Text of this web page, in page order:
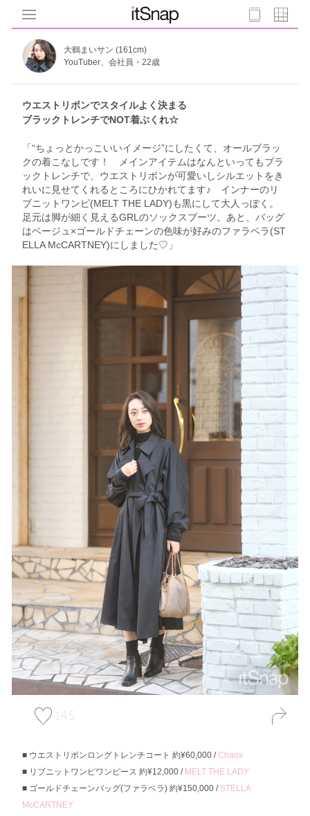
大鶴まいサン (161cm)
YouTuber、会社員・22歳
ウエストリボンでスタイルよく決まる
ブラックトレンチでNOT着ぶくれ☆
「“ちょっとかっこいいイメージ”にしたくて、オールブラッ
クの着こなしです！ メインアイテムはなんといってもブラ
ックトレンチで、ウエストリボンが可愛いしシルエットをき
れいに見せてくれるところにひかれてます♪ インナーのリ
ブニットワンピ(MELT THE LADY)も黒にして大人っぽく。
足元は脚が細く見えるGRLのソックスブーツ。あと、バッグ
はベージュ×ゴールドチェーンの色味が好みのファラベラ(ST
ELLA McCARTNEY)にしました♡」
145
ウエストリボンロングトレンチコート 約¥60,000 /Chaos
リブニットワンピワンピース 約¥12,000 / MELT THE LADY
ゴールドチェーンバッグ(ファラベラ) 約¥150,000 / STELLA
McCARTNEY